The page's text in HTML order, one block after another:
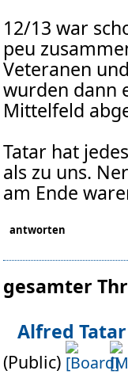
12/13 war
peu
Veteranen
wurden dann
Mittelfeld
Tatar hat
als zu uns.
am Ende
antworten
gesamter
Alfred
(Public)